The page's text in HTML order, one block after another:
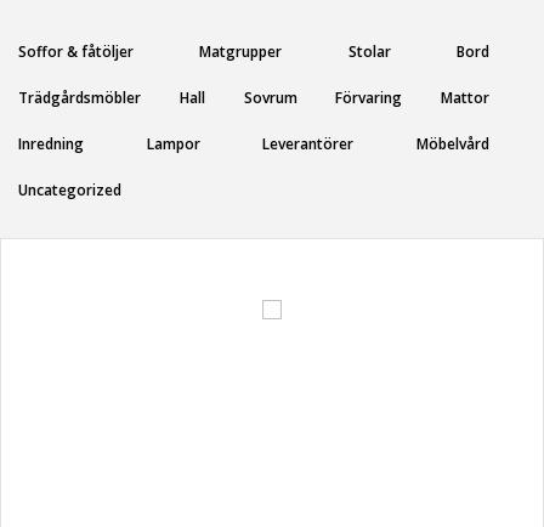
Soffor & fåtöljer Matgrupper Stolar Bord
Trädgårdsmöbler Hall Sovrum Förvaring Mattor
Inredning Lampor Leverantörer Möbelvård
Uncategorized